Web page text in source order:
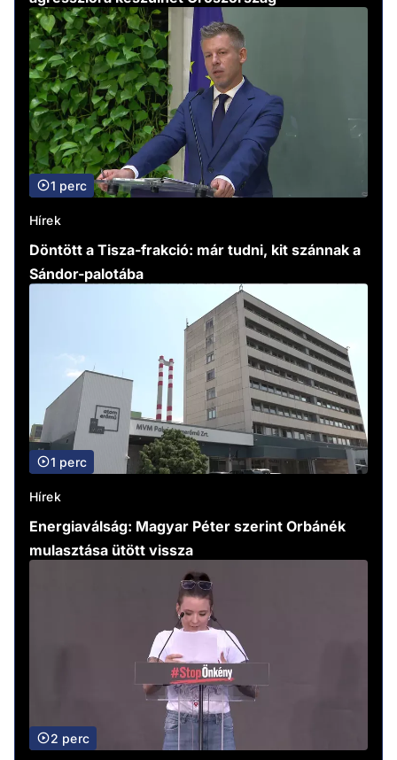
1 perc
Hírek
Döntött a Tisza-frakció: már tudni, kit szánnak a
Sándor-palotába
1 perc
Hírek
Energiaválság: Magyar Péter szerint Orbánék
mulasztása ütött vissza
2 perc